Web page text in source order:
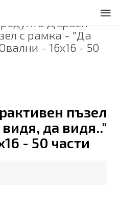
Дървен
с рамка - "Да
- 16х16 - 50
пъзел
да видя.."
- 50 части
проверителност